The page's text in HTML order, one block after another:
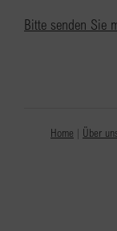
Bitte senden Sie
Home | Über